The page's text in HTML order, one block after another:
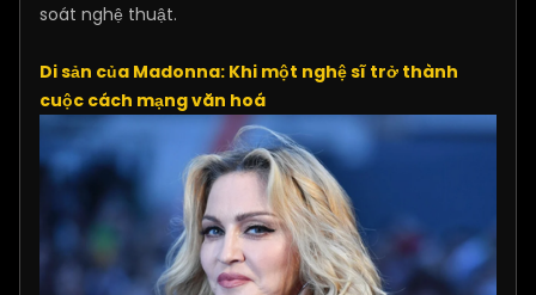
soát nghệ thuật.
Di sản của Madonna: Khi một nghệ sĩ trở thành
cuộc cách mạng văn hoá